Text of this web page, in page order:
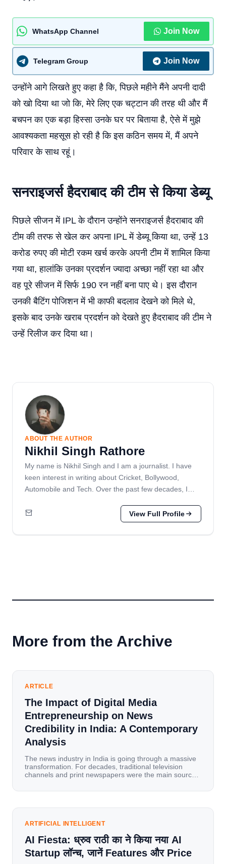
WhatsApp Channel Join Now
Telegram Group Join Now
उन्होंने आगे लिखते हुए कहा है कि, पिछले महीने मैंने अपनी दादी
को खो दिया था जो कि, मेरे लिए एक चट्टान की तरह थी और मैं
बचपन का एक बड़ा हिस्सा उनके घर पर बिताया है, ऐसे में मुझे
आवश्यकता महसूस हो रही है कि इस कठिन समय में, मैं अपने
परिवार के साथ रहूं।
सनराइजर्स हैदराबाद की टीम से किया डेब्यू
पिछले सीजन में IPL के दौरान उन्होंने सनराइजर्स हैदराबाद की
टीम की तरफ से खेल कर अपना IPL में डेब्यू किया था, उन्हें 13
करोड रुपए की मोटी रकम खर्च करके अपनी टीम में शामिल किया
गया था, हालांकि उनका प्रदर्शन ज्यादा अच्छा नहीं रहा था और
वह पूरे सीजन में सिर्फ 190 रन नहीं बना पाए थे। इस दौरान
उनकी बैटिंग पोजिशन में भी काफी बदलाव देखने को मिले थे,
इसके बाद उनके खराब प्रदर्शन को देखते हुए हैदराबाद की टीम ने
उन्हें रिलीज कर दिया था।
ABOUT THE AUTHOR
Nikhil Singh Rathore
My name is Nikhil Singh and I am a journalist. I have
keen interest in writing about Cricket, Bollywood,
Automobile and Tech. Over the past few decades, I…
View Full Profile
More from the Archive
ARTICLE
The Impact of Digital Media
Entrepreneurship on News
Credibility in India: A Contemporary
Analysis
The news industry in India is going through a massive
transformation. For decades, traditional television
channels and print newspapers were the main sources
mobile data, affordable smartphones, and high-speed
has become a mobile-first market where consumers
ARTIFICIAL INTELLIGENT
AI Fiesta: ध्रुव राठी का ने किया नया AI
Startup लॉन्च, जानें Features और Price